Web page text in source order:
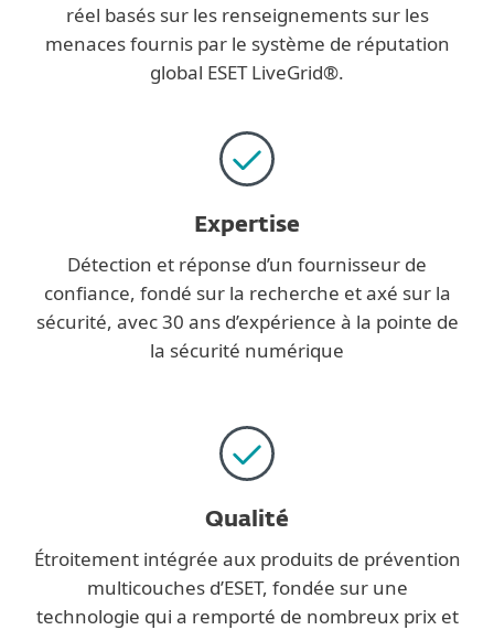
réel basés sur les renseignements sur les
menaces fournis par le système de réputation
global ESET LiveGrid®.
Expertise
Détection et réponse d’un fournisseur de
confiance, fondé sur la recherche et axé sur la
sécurité, avec 30 ans d’expérience à la pointe de
la sécurité numérique
Qualité
Étroitement intégrée aux produits de prévention
multicouches d’ESET, fondée sur une
technologie qui a remporté de nombreux prix et